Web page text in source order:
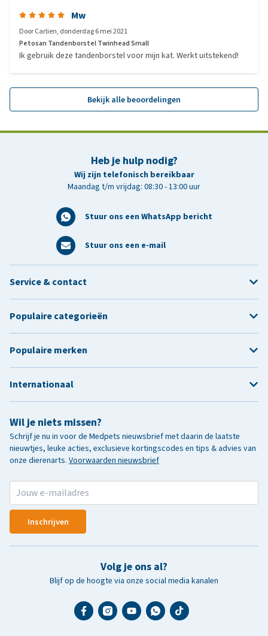
Mw
DoorCarlien, donderdag 6 mei 2021
Petosan Tandenborstel Twinhead Small
Ik gebruik deze tandenborstel voor mijn kat. Werkt uitstekend!
Bekijk alle beoordelingen
Heb je hulp nodig?
Wij zijn telefonisch bereikbaar
Maandag t/m vrijdag: 08:30 - 13:00 uur
Stuur ons een WhatsApp bericht
Stuur ons een e-mail
Wil je niets missen?
Schrijf je nu in voor de Medpets nieuwsbrief met daarin de laatste
nieuwtjes, leuke acties, exclusieve kortingscodes en tips & advies van
onze dierenarts. Voorwaarden nieuwsbrief
Inschrijven
Volg je ons al?
Blijf op de hoogte via onze social media kanalen
Service & contact
Populaire categorieën
Populaire merken
Internationaal